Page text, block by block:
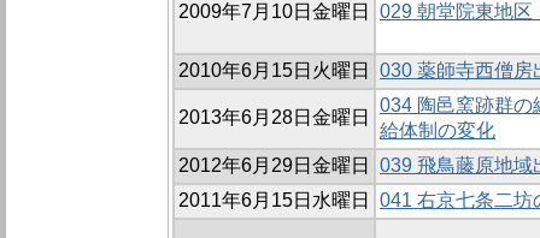
2009年7月10日金曜日 029 朝堂院東地区
2010年6月15日火曜日 030 薬師寺西僧房
2013年6月28日金曜日
034 陶邑窯跡群の
給体制の変化
2012年6月29日金曜日
039 飛鳥藤原地域
2011年6月15日水曜日
041 右京七条二坊